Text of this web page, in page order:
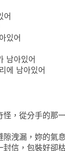
어
있어
남아있어
에 남아있어
怪，從分手的那
隙洩漏，妳的氣
封信，包裝好卻